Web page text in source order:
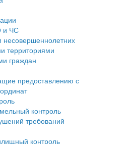
регламентов
субъектов малого и
палата
воздействия
и ЧС
территориями
граждан
предоставлению с
контроль
требований
контроль